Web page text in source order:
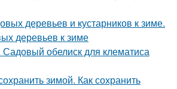
деревьев и кустарников к зиме.
деревьев к зиме
Садовый обелиск для клематиса
зимой. Как сохранить